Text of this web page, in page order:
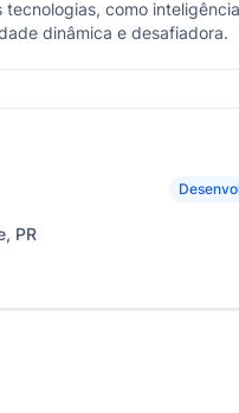
como
dinâmica e desafiadora.
PR